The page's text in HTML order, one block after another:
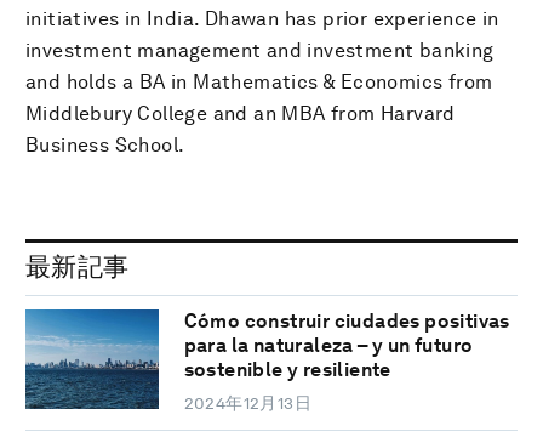
initiatives in India. Dhawan has prior experience in
investment management and investment banking
and holds a BA in Mathematics & Economics from
Middlebury College and an MBA from Harvard
Business School.
最新記事
Cómo construir ciudades positivas
para la naturaleza – y un futuro
sostenible y resiliente
2024年12月13日